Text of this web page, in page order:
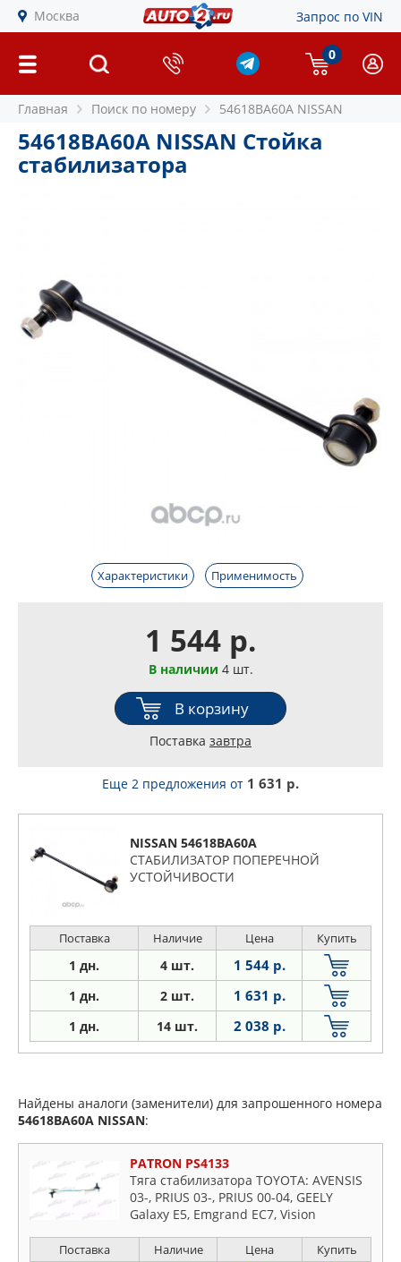
Москва Запрос по VIN
0
Главная Поиск по номеру 54618BA60A NISSAN
54618BA60A NISSAN Стойка
стабилизатора
Характеристики Применимость
1 544 р.
В наличии 4 шт.
В корзину
Поставка завтра
Еще 2 предложения от 1 631 р.
NISSAN 54618BA60A
СТАБИЛИЗАТОР ПОПЕРЕЧНОЙ
УСТОЙЧИВОСТИ
Поставка Наличие Цена Купить
1 дн. 4 шт. 1 544 р.
1 дн. 2 шт. 1 631 р.
1 дн. 14 шт. 2 038 р.
Найдены аналоги (заменители) для запрошенного номера
54618BA60A NISSAN:
PATRON PS4133
Тяга стабилизатора TOYOTA: AVENSIS
03-, PRIUS 03-, PRIUS 00-04, GEELY
Galaxy E5, Emgrand EC7, Vision
Поставка Наличие Цена Купить